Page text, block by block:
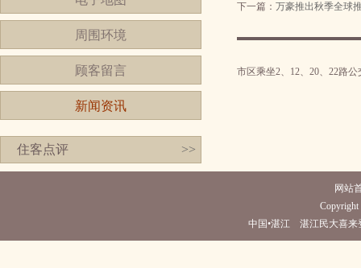
周围环境
顾客留言
新闻资讯
住客点评 >>
下一篇： 万豪推出秋季全球
市区乘坐2、12、20、22路
网站
Copyright
中国•湛江 湛江民大喜来